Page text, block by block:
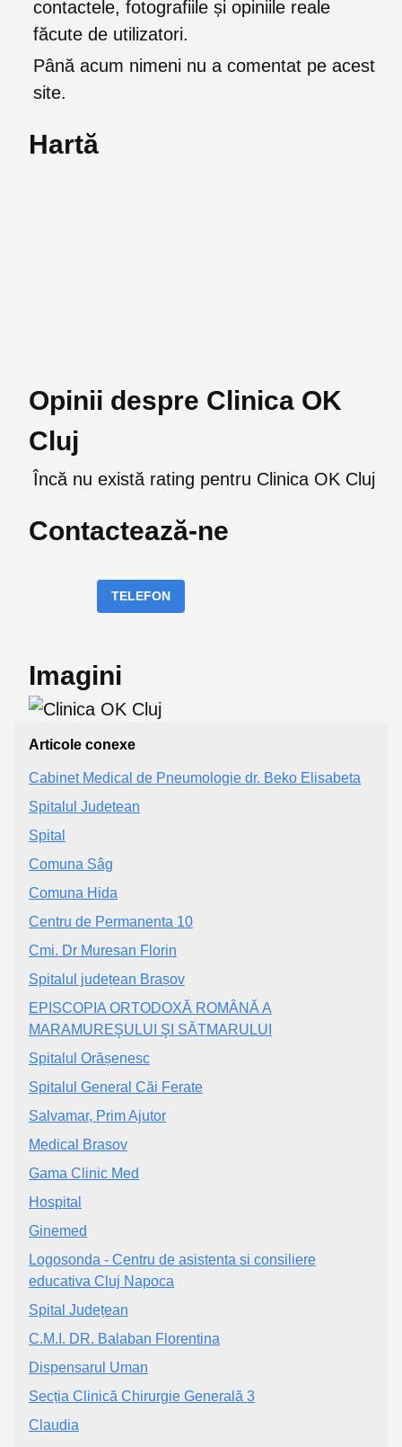
contactele, fotografiile și opiniile reale
făcute de utilizatori.
Până acum nimeni nu a comentat pe acest
site.
Hartă
Opinii despre Clinica OK
Cluj
Încă nu există rating pentru Clinica OK Cluj
Contactează-ne
TELEFON
Imagini
Articole conexe
Cabinet Medical de Pneumologie dr. Beko Elisabeta
Spitalul Judetean
Spital
Comuna Sâg
Comuna Hida
Centru de Permanenta 10
Cmi. Dr Muresan Florin
Spitalul județean Brașov
EPISCOPIA ORTODOXĂ ROMÂNĂ A
MARAMUREŞULUI ŞI SĂTMARULUI
Spitalul Orășenesc
Spitalul General Căi Ferate
Salvamar, Prim Ajutor
Medical Brasov
Gama Clinic Med
Hospital
Ginemed
Logosonda - Centru de asistenta si consiliere
educativa Cluj Napoca
Spital Județean
C.M.I. DR. Balaban Florentina
Dispensarul Uman
Secția Clinică Chirurgie Generală 3
Claudia